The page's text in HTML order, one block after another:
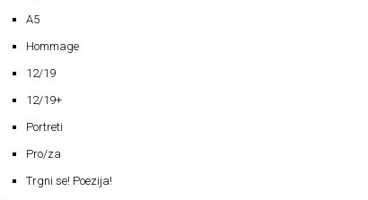
A5
Hommage
12/19
12/19+
Portreti
Pro/za
Trgni se! Poezija!